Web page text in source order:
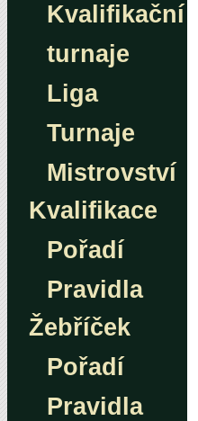
Kvalifikační
turnaje
Liga
Turnaje
Mistrovství
Kvalifikace
Pořadí
Pravidla
Žebříček
Pořadí
Pravidla